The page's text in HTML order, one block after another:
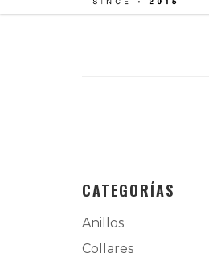
CATEGORÍAS
Anillos
Collares